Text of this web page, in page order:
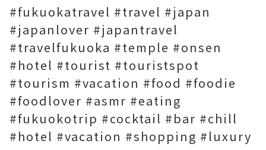
#fukuokatravel #travel #japan
#japanlover #japantravel
#travelfukuoka #temple #onsen
#hotel #tourist #touristspot
#tourism #vacation #food #foodie
#foodlover #asmr #eating
#fukuokotrip #cocktail #bar #chill
#hotel #vacation #shopping #luxury